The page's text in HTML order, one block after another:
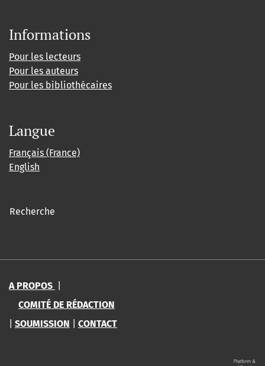
Informations
Pour les lecteurs
Pour les auteurs
Pour les bibliothécaires
Langue
Français (France)
English
Recherche
A PROPOS
COMITÉ DE RÉDACTION
SOUMISSION CONTACT